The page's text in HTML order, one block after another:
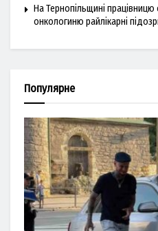
На Тернопільщині
онкологиню райлікарні
Популярне